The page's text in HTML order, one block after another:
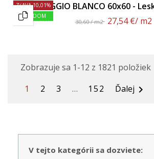
ZĽAVA 10,01%
SKLADOM
POGGIO BLANCO 60x60 -
30,60 / m2 27,54 €/ m2
Zobrazuje sa 1-12 z 1821 položiek
1
2 3 … 152 Ďalej 
V tejto kategórii sa dozviete: